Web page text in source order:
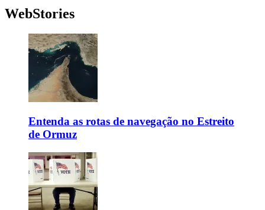
WebStories
Entenda as rotas de navegação no Estreito
de Ormuz